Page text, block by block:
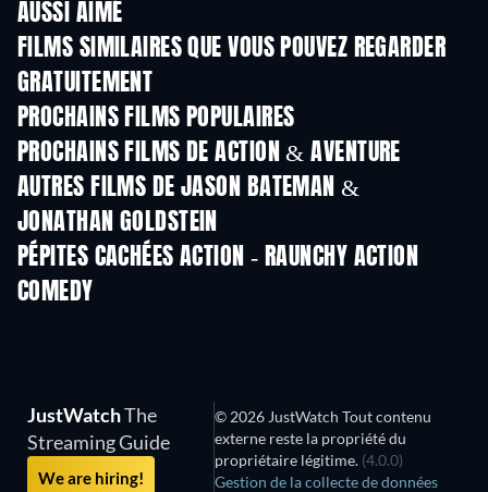
AUSSI AIMÉ
FILMS SIMILAIRES QUE VOUS POUVEZ REGARDER
GRATUITEMENT
PROCHAINS FILMS POPULAIRES
PROCHAINS FILMS DE ACTION & AVENTURE
AUTRES FILMS DE JASON BATEMAN &
JONATHAN GOLDSTEIN
PÉPITES CACHÉES ACTION - RAUNCHY ACTION
COMEDY
JustWatchThe
Streaming Guide
We are hiring!
© 2026 JustWatch Tout contenu
externe reste la propriété du
propriétaire légitime. (4.0.0)
Gestion de la collecte de données